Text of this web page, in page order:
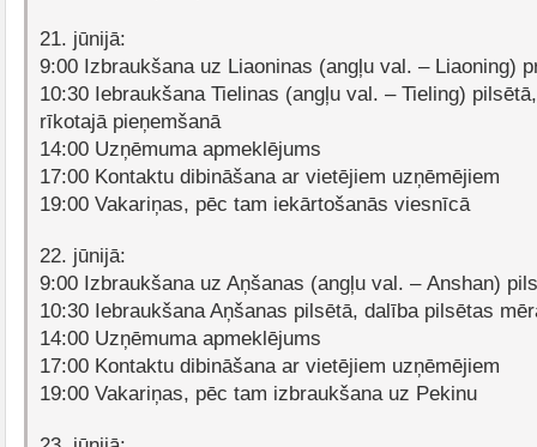
21. jūnijā:
9:00 Izbraukšana uz Liaoninas (angļu val. – Liaoning)
10:30 Iebraukšana Tielinas (angļu val. – Tieling)
rīkotajā pieņemšanā
14:00 Uzņēmuma apmeklējums
17:00 Kontaktu dibināšana ar vietējiem uzņēmējiem
19:00 Vakariņas, pēc tam iekārtošanās viesnīcā
22. jūnijā:
9:00 Izbraukšana uz Aņšanas (angļu val. – Anshan)
10:30 Iebraukšana Aņšanas pilsētā, dalība pilsētas
14:00 Uzņēmuma apmeklējums
17:00 Kontaktu dibināšana ar vietējiem uzņēmējiem
19:00 Vakariņas, pēc tam izbraukšana uz Pekinu